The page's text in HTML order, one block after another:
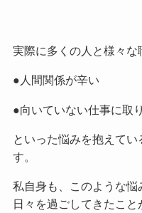
実際に多くの人と様々
●人間関係が辛い
●向いていない仕事に取
といった悩みを抱えて
す。
私自身も、このような
日々を過ごしてきたこと